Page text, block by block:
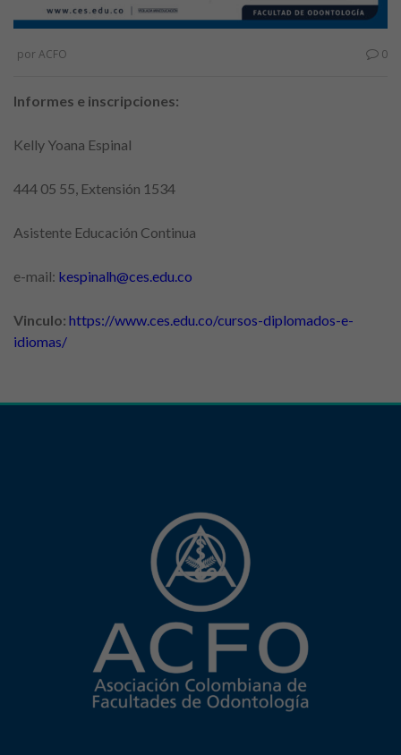
por ACFO 0
Informes e inscripciones:
Kelly Yoana Espinal
444 05 55, Extensión 1534
Asistente Educación Continua
e-mail: kespinalh@ces.edu.co
Vinculo: https://www.ces.edu.co/cursos-diplomados-e-
idiomas/